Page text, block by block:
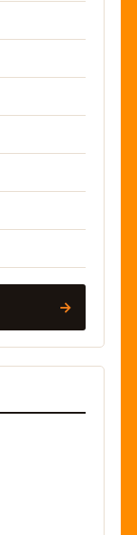
→